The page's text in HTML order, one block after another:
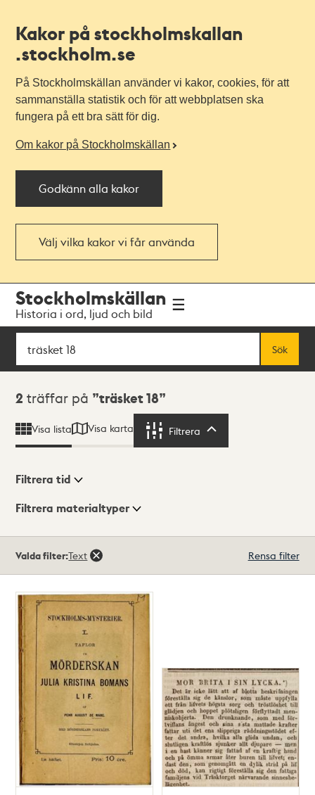
Kakor på stockholmskallan
.stockholm.se
På Stockholmskällan använder vi kakor, cookies, för att
sammanställa statistik och för att webbplatsen ska
fungera på ett bra sätt för dig.
Om kakor på Stockholmskällan
Godkänn alla kakor
Välj vilka kakor vi får använda
navigationen
huvudinnehållet
Stockholmskällan
Historia i ord, ljud och bild
Sök
Sök
Sökresultat
2 träffar på träsket 18
Visa lista Visa karta Filtrera
Visningsläge
Filtrera tid
Filtrera materialtyper
träffar
Valda filter:Text Rensa filter